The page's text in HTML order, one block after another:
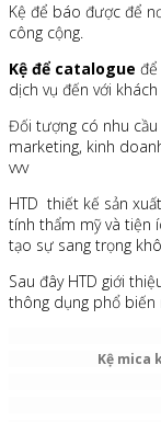
Kệ để báo được để
công cộng.
Kệ để catalogue để
dịch vụ đến với khách
Đối tượng có nhu
marketing, kinh
vvv
HTD thiết kế sản
tính thẩm mỹ và tiện
tạo sự sang trọng
Sau đây HTD giới
thông dụng phổ biến
Kệ mica